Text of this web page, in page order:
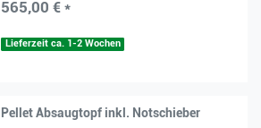
565,00 € *
Lieferzeit ca. 1-2 Wochen
Pellet Absaugtopf inkl. Notschieber